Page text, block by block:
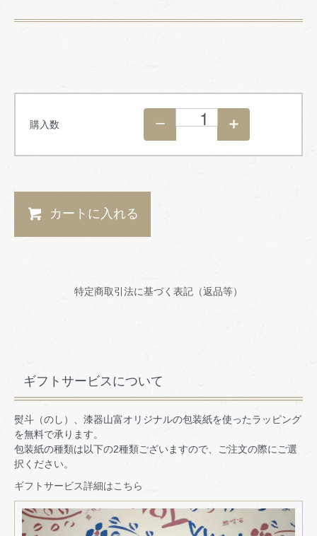
購入数
カートに入れる
特定商取引法に基づく表記（返品等）
ギフトサービスについて
熨斗（のし）、漆器山富オリジナルの包装紙を使ったラッピング
を無料で承ります。
包装紙の種類は以下の2種類ございますので、ご注文の際にご選
択ください。
ギフトサービス詳細はこちら